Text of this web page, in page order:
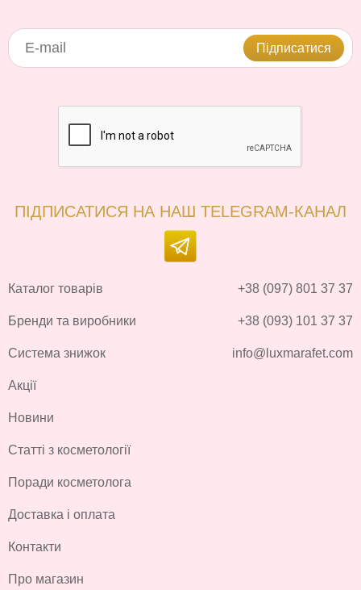
Підписатися
ПІДПИСАТИСЯ НА НАШ TELEGRAM-КАНАЛ
Каталог товарів
Бренди та виробники
Система знижок
Акції
Новини
Статті з косметології
Поради косметолога
Доставка і оплата
Контакти
Про магазин
+38 (097) 801 37 37
+38 (093) 101 37 37
info@luxmarafet.com